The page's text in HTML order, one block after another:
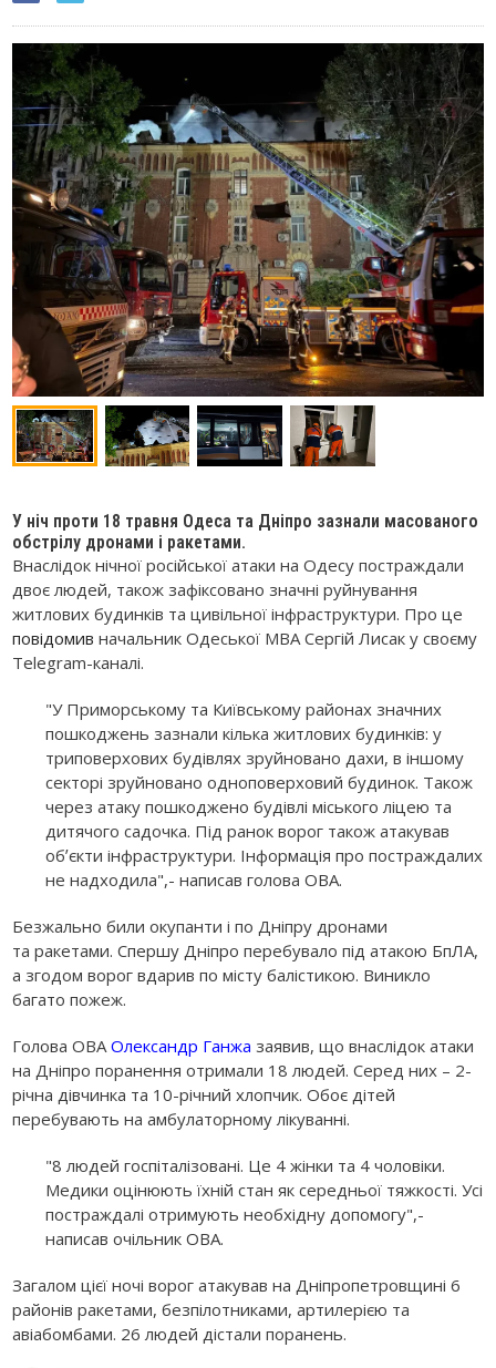
У ніч проти 18 травня Одеса та Дніпро зазнали масованого
обстрілу дронами і ракетами.
Внаслідок нічної російської атаки на Одесу постраждали
двоє людей, також зафіксовано значні руйнування
житлових будинків та цивільної інфраструктури. Про це
повідомив начальник Одеської МВА Сергій Лисак у своєму
Telegram-каналі.
"У Приморському та Київському районах значних
пошкоджень зазнали кілька житлових будинків: у
триповерхових будівлях зруйновано дахи, в іншому
секторі зруйновано одноповерховий будинок. Також
через атаку пошкоджено будівлі міського ліцею та
дитячого садочка. Під ранок ворог також атакував
обʼєкти інфраструктури. Інформація про постраждалих
не надходила",- написав голова ОВА.
Безжально били окупанти і по Дніпру дронами
та ракетами. Спершу Дніпро перебувало під атакою БпЛА,
а згодом ворог вдарив по місту балістикою. Виникло
багато пожеж.
Голова ОВАОлександр Ганжазаявив, що внаслідок атаки
на Дніпро поранення отримали 18 людей. Серед них – 2-
річна дівчинка та 10-річний хлопчик. Обоє дітей
перебувають на амбулаторному лікуванні.
"8 людей госпіталізовані. Це 4 жінки та 4 чоловіки.
Медики оцінюють їхній стан як середньої тяжкості. Усі
постраждалі отримують необхідну допомогу",-
написав очільник ОВА.
Загалом цієї ночі ворог атакував на Дніпропетровщині 6
районів ракетами, безпілотниками, артилерією та
авіабомбами. 26 людей дістали поранень.